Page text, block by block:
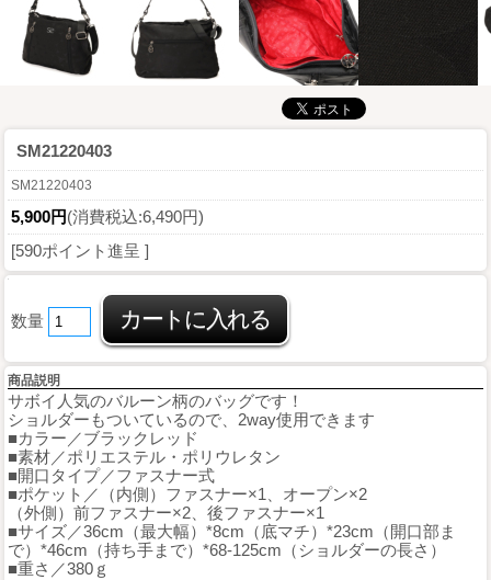
SM21220403
SM21220403
5,900円(消費税込:6,490円)
[590ポイント進呈 ]
数量
商品説明
サボイ人気のバルーン柄のバッグです！
ショルダーもついているので、2way使用できます
■カラー／ブラックレッド
■素材／ポリエステル・ポリウレタン
■開口タイプ／ファスナー式
■ポケット／（内側）ファスナー×1、オープン×2
（外側）前ファスナー×2、後ファスナー×1
■サイズ／36cm（最大幅）*8cm（底マチ）*23cm（開口部ま
で）*46cm（持ち手まで）*68-125cm（ショルダーの長さ）
■重さ／380ｇ